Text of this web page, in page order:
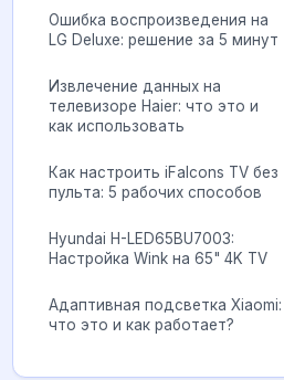
Ошибка воспроизведения на
LG Deluxe: решение за 5 минут
Извлечение данных на
телевизоре Haier: что это и
как использовать
Как настроить iFalcons TV без
пульта: 5 рабочих способов
Hyundai H-LED65BU7003:
Настройка Wink на 65" 4K TV
Адаптивная подсветка Xiaomi:
что это и как работает?